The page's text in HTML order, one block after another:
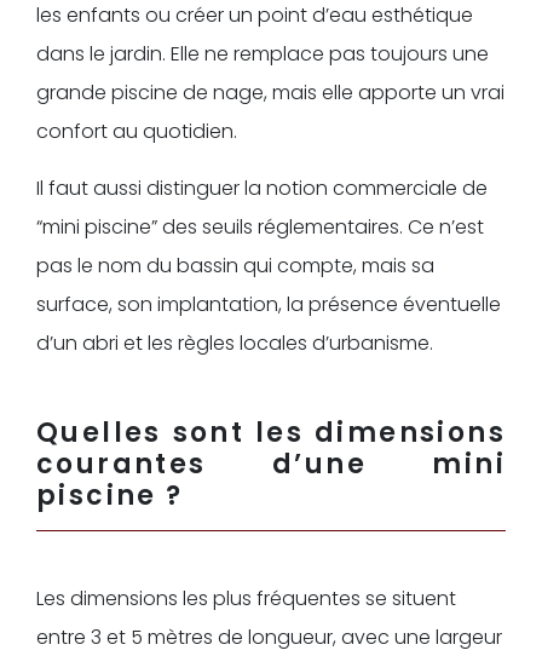
les enfants ou créer un point d’eau esthétique
dans le jardin. Elle ne remplace pas toujours une
grande piscine de nage, mais elle apporte un vrai
confort au quotidien.
Il faut aussi distinguer la notion commerciale de
“mini piscine” des seuils réglementaires. Ce n’est
pas le nom du bassin qui compte, mais sa
surface, son implantation, la présence éventuelle
d’un abri et les règles locales d’urbanisme.
Quelles sont les dimensions
courantes d’une mini
piscine ?
Les dimensions les plus fréquentes se situent
entre 3 et 5 mètres de longueur, avec une largeur